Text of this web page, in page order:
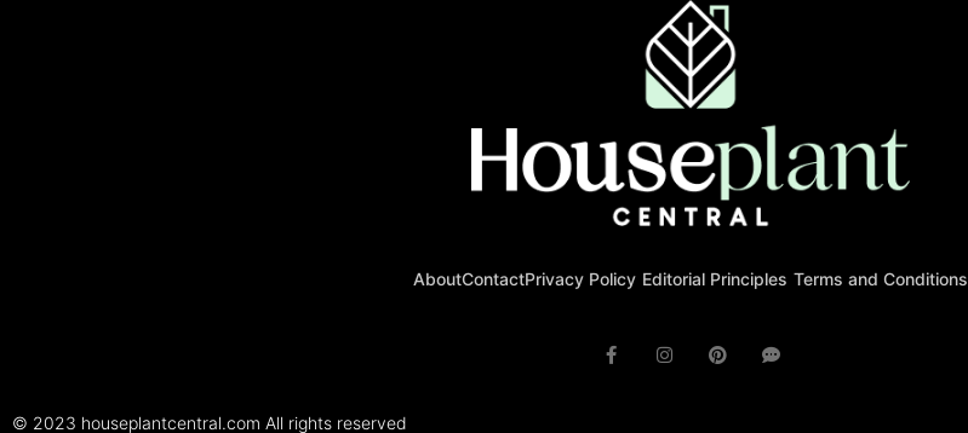
AboutContactPrivacy Policy Editorial Principles Terms and Conditions
© 2023 houseplantcentral.com All rights reserved